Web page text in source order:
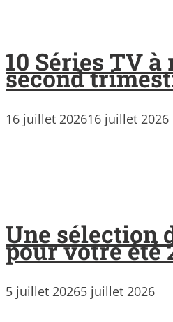
10 Séries TV
second
16 juillet 202616 juillet 2026
Une sélection
pour votre été
5 juillet 20265 juillet 2026